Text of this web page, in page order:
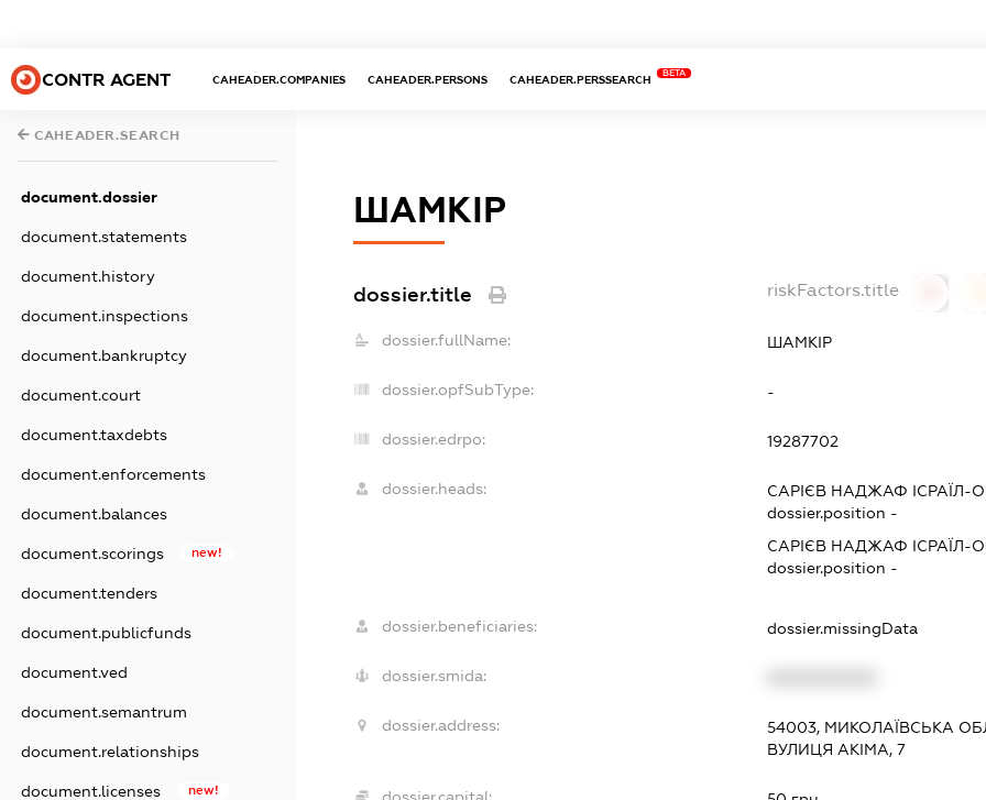
CONTR AGENT CAHEADER.COMPANIES CAHEADER.PERSONS CAHEADER.PERSSEARCH
BETA
CAHEADER.SEARCH
document.dossier
document.statements
document.history
document.inspections
document.bankruptcy
document.court
document.taxdebts
document.enforcements
document.balances
document.scorings new!
document.tenders
document.publicfunds
document.ved
document.semantrum
document.relationships
document.licenses new!
ШАМКІР
dossier.title riskFactors.title
dossier.fullName: ШАМКІР
dossier.opfSubType: -
dossier.edrpo: 19287702
dossier.heads: САРІЄВ НАДЖАФ ІСРАЇЛ-
dossier.position -
САРІЄВ НАДЖАФ ІСРАЇЛ-
dossier.position -
dossier.beneficiaries: dossier.missingData
dossier.smida:
dossier.address:
54003, МИКОЛАЇВСЬКА
ВУЛИЦЯ АКІМА, 7